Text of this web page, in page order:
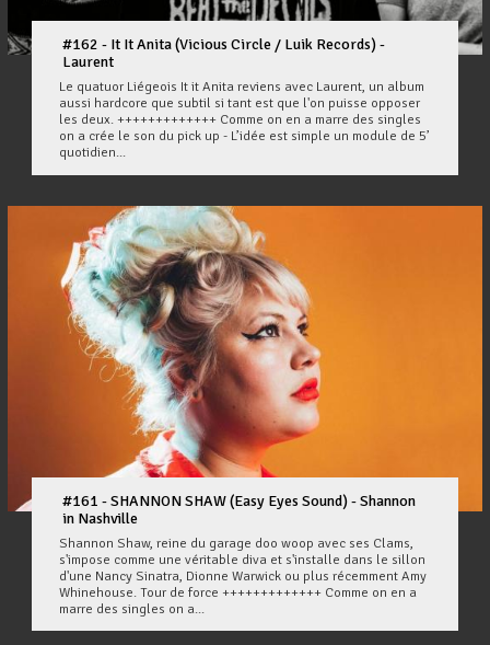
#162 - It It Anita (Vicious Circle / Luik Records) -
Laurent
Le quatuor Liégeois It it Anita reviens avec Laurent, un album
aussi hardcore que subtil si tant est que l'on puisse opposer
les deux. +++++++++++++ Comme on en a marre des singles
on a crée le son du pick up - L’idée est simple un module de 5’
quotidien...
#161 - SHANNON SHAW (Easy Eyes Sound) - Shannon
in Nashville
Shannon Shaw, reine du garage doo woop avec ses Clams,
s'impose comme une véritable diva et s'installe dans le sillon
d'une Nancy Sinatra, Dionne Warwick ou plus récemment Amy
Whinehouse. Tour de force +++++++++++++ Comme on en a
marre des singles on a...